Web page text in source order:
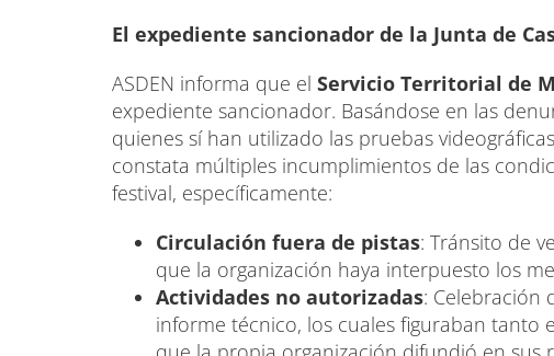
El expediente sancionador de la Junta de
ASDEN informa que el Servicio Territorial de
expediente sancionador. Basándose en las
quienes sí han utilizado las pruebas
constata múltiples incumplimientos de las
festival, específicamente:
Circulación fuera de pistas: Tránsito de
que la organización haya interpuesto los
Actividades no autorizadas: Celebración
informe técnico, los cuales figuraban tanto